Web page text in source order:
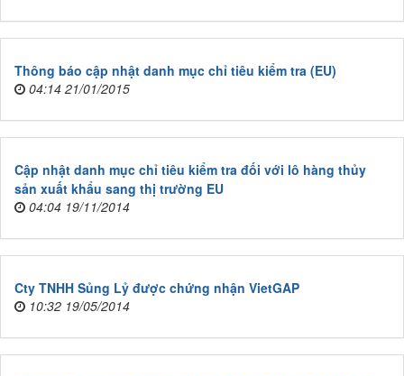
Thông báo cập nhật danh mục chỉ tiêu kiểm tra (EU)
04:14 21/01/2015
Cập nhật danh mục chỉ tiêu kiểm tra đối với lô hàng thủy
sản xuất khẩu sang thị trường EU
04:04 19/11/2014
Cty TNHH Sủng Lỷ được chứng nhận VietGAP
10:32 19/05/2014